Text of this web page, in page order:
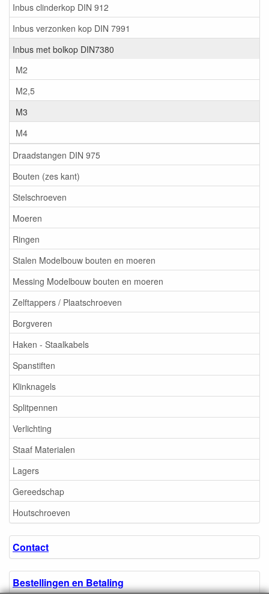
Inbus clinderkop DIN 912
Inbus verzonken kop DIN 7991
Inbus met bolkop DIN7380
M2
M2,5
M3
M4
Draadstangen DIN 975
Bouten (zes kant)
Stelschroeven
Moeren
Ringen
Stalen Modelbouw bouten en moeren
Messing Modelbouw bouten en moeren
Zelftappers / Plaatschroeven
Borgveren
Haken - Staalkabels
Spanstiften
Klinknagels
Splitpennen
Verlichting
Staaf Materialen
Lagers
Gereedschap
Houtschroeven
Contact
Bestellingen en Betaling